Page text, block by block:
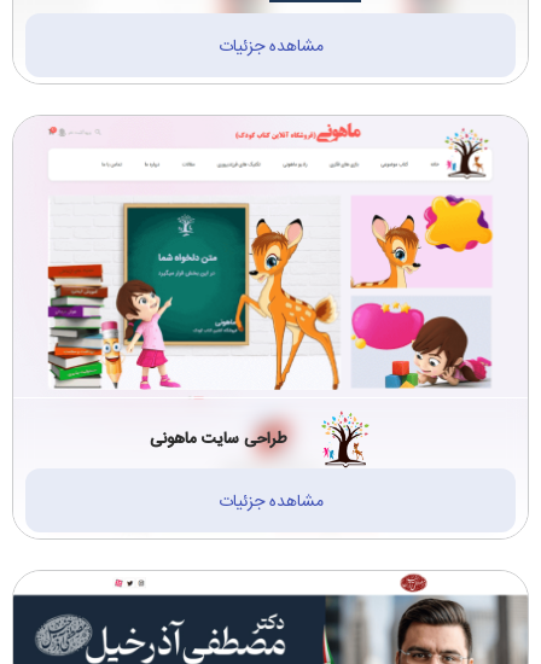
مشاهده جزئیات
طراحی سایت ماهونی
مشاهده جزئیات